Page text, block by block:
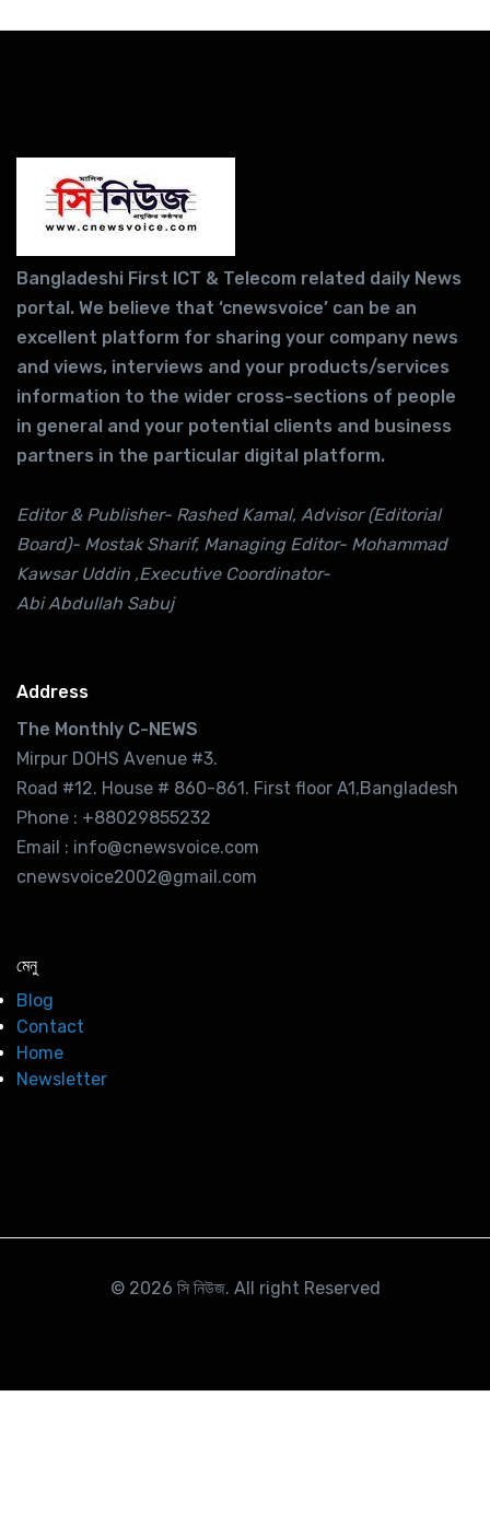
Bangladeshi First ICT & Telecom related daily News
portal. We believe that ‘cnewsvoice’ can be an
excellent platform for sharing your company news
and views, interviews and your products/services
information to the wider cross-sections of people
in general and your potential clients and business
partners in the particular digital platform.
Editor & Publisher- Rashed Kamal, Advisor (Editorial
Board)- Mostak Sharif, Managing Editor- Mohammad
Kawsar Uddin ,Executive Coordinator-
Abi Abdullah Sabuj
Address
The Monthly C-NEWS
Mirpur DOHS Avenue #3.
Road #12. House # 860-861. First floor A1,Bangladesh
Phone : +88029855232
Email : info@cnewsvoice.com
cnewsvoice2002@gmail.com
মেনু
Blog
Contact
Home
Newsletter
© 2026 সি নিউজ. All right Reserved